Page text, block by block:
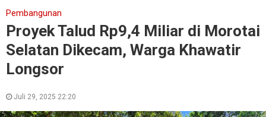
Pembangunan
Proyek Talud Rp9,4 Miliar di Morotai
Selatan Dikecam, Warga Khawatir
Longsor
Juli 29, 2025 22:20